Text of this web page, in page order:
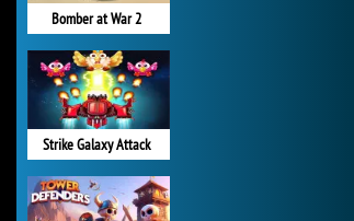
Bomber at War 2
Strike Galaxy Attack